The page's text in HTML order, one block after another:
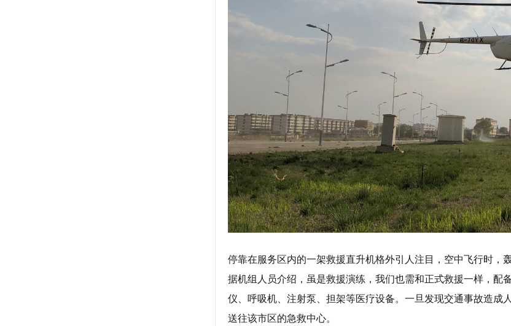
停靠在服务区内的一架救援直升机格外引人注目，空中飞行时，
据机组人员介绍，虽是救援演练，我们也需和正式救援一样，配
仪、呼吸机、注射泵、担架等医疗设备。一旦发现交通事故造
送往该市区的急救中心。